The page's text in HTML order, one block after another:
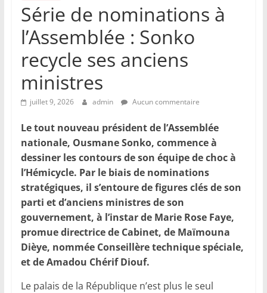
Série de nominations à
l’Assemblée : Sonko
recycle ses anciens
ministres
juillet 9, 2026 admin Aucun commentaire
Le tout nouveau président de l’Assemblée
nationale, Ousmane Sonko, commence à
dessiner les contours de son équipe de choc à
l’Hémicycle. Par le biais de nominations
stratégiques, il s’entoure de figures clés de son
parti et d’anciens ministres de son
gouvernement, à l’instar de Marie Rose Faye,
promue directrice de Cabinet, de Maïmouna
Dièye, nommée Conseillère technique spéciale,
et de Amadou Chérif Diouf.
Le palais de la République n’est plus le seul